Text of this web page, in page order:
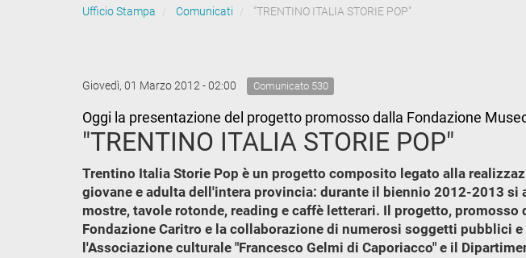
Ufficio Stampa
Comunicati "TRENTINO ITALIA STORIE POP"
Giovedì, 01 Marzo 2012 - 02:00 Comunicato 530
Oggi la presentazione del progetto promosso dalla Fondazione
"TRENTINO ITALIA STORIE POP"
Trentino Italia Storie Pop è un progetto composito legato alla
giovane e adulta dell'intera provincia: durante il biennio 2012-2013
mostre, tavole rotonde, reading e caffè letterari. Il progetto,
Fondazione Caritro e la collaborazione di numerosi soggetti pubblici
l'Associazione culturale "Francesco Gelmi di Caporiacco" e il